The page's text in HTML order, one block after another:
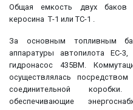
Общая емкость двух баков
керосина Т-1 или ТС-1 .
За основным топливным
аппаратуры автопилота ЕС-
гидронасос 435ВМ.
осуществлялась
соединительной
обеспечивающие